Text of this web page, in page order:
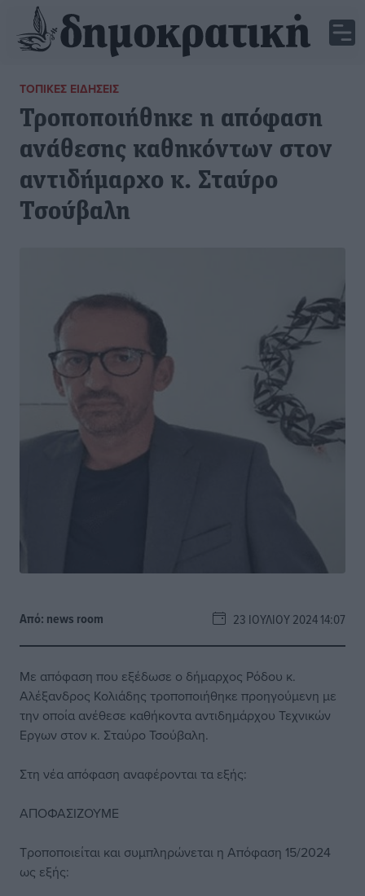
ΤΟΠΙΚΈΣ ΕΙΔΉΣΕΙΣ
Τροποποιήθηκε η απόφαση
ανάθεσης καθηκόντων στον
αντιδήμαρχο κ. Σταύρο
Τσούβαλη
Από: news room 23 ΙΟΥΛΊΟΥ 2024 14:07
Με απόφαση που εξέδωσε ο δήμαρχος Ρόδου κ.
Αλέξανδρος Κολιάδης τροποποιήθηκε προηγούμενη με
την οποία ανέθεσε καθήκοντα αντιδημάρχου Τεχνικών
Εργων στον κ. Σταύρο Τσούβαλη.
Στη νέα απόφαση αναφέρονται τα εξής:
ΑΠΟΦΑΣΙΖΟΥΜΕ
Τροποποιείται και συμπληρώνεται η Απόφαση 15/2024
ως εξής: